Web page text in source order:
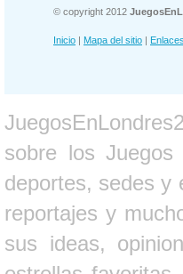
© copyright 2012
Inicio | Mapa del sitio | Enlaces
sobre los
deportes, sedes y
reportajes y
sus ideas,